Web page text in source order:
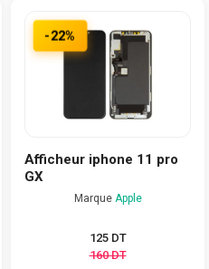
-22%
Afficheur iphone 11 pro
GX
Marque Apple
125 DT
160 DT